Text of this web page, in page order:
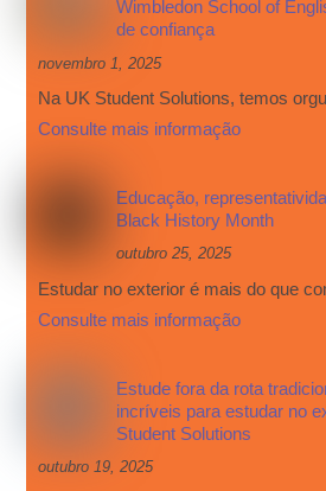
Wimbledon School of
de confiança
novembro 1, 2025
Na UK Student Solutions, temos
Consulte mais informação
Educação,
Black History Month
outubro 25, 2025
Estudar no exterior é mais do que
Consulte mais informação
Estude fora da rota
incríveis para estudar no
Student Solutions
outubro 19, 2025